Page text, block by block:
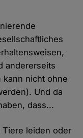
andererseits
kann nicht ohne
Und da
dass...
leiden oder